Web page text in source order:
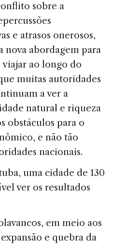
sobre a
e atrasos onerosos,
nova abordagem para
viajar ao longo do
muitas autoridades
a ver a
natural e riqueza
obstáculos para o
e não tão
nacionais.
uma cidade de 130
ver os resultados
em meio aos
e quebra da